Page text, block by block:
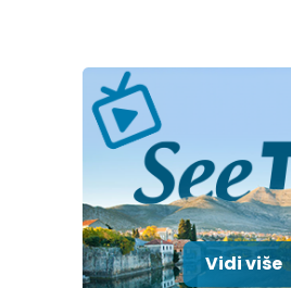
Vidi više